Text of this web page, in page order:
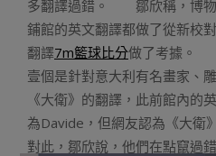
多翻譯過錯。 鄒欣稱，博物
鋪館的英文翻譯都做了從新校
翻譯7m籃球比分做了考據。
壹個是針對意大利有名畫家、
《大衛》的翻譯，此前館內的
為Davide，但網友認為《大
對此，鄒欣說，他們在點竄過